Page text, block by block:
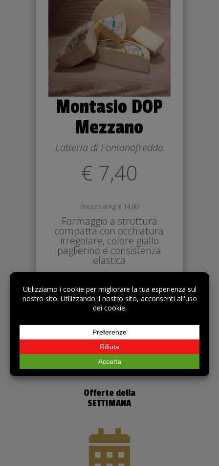
Montasio DOP
Mezzano
Latteria di Fontanafredda
€ 7,40
Prezzo al Kg: € 14,80
Formaggio a struttura
compatta con occhiatura
irregolare, colore giallo
paglierino e consistenza
elastica

Offerte della
SETTIMANA
